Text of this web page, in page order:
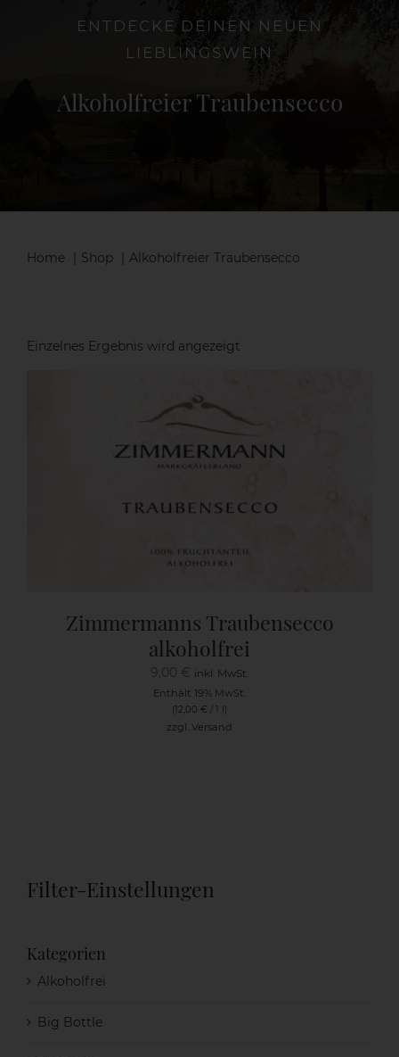
ENTDECKE DEINEN NEUEN
LIEBLINGSWEIN
Alkoholfreier Traubensecco
Home Shop Alkoholfreier Traubensecco
Einzelnes Ergebnis wird angezeigt
Zimmermanns Traubensecco
alkoholfrei
9,00 € inkl. MwSt.
Enthält 19% MwSt.
(12,00 € / 1 l)
zzgl. Versand
Filter-Einstellungen
Kategorien
Alkoholfrei
Big Bottle